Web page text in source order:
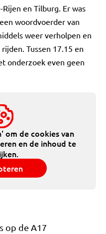
en Tilburg. Er was
woordvoerder van
weer verholpen en
Tussen 17.15 en
onderzoek even geen
om de cookies van
en de inhoud te
op de A17